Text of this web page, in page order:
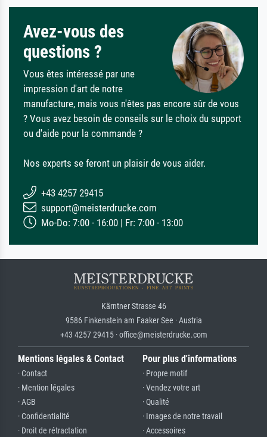
Avez-vous des
questions ?
Vous êtes intéressé par une
impression d'art de notre
manufacture, mais vous n'êtes pas encore sûr de vous
? Vous avez besoin de conseils sur le choix du support
ou d'aide pour la commande ?
Nos experts se feront un plaisir de vous aider.
+43 4257 29415
support@meisterdrucke.com
Mo-Do: 7:00 - 16:00 | Fr: 7:00 - 13:00
Kärntner Strasse 46
9586 Finkenstein am Faaker See · Austria
+43 4257 29415 · office@meisterdrucke.com
Mentions légales & Contact
· Contact
· Mention légales
· AGB
· Confidentialité
· Droit de rétractation
Pour plus d'informations
· Propre motif
· Vendez votre art
· Qualité
· Images de notre travail
· Accessoires